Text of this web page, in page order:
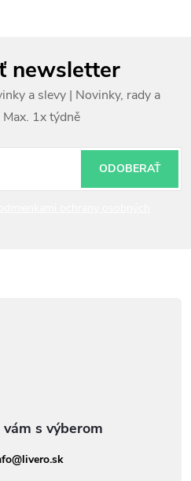
newsletter
ODOBERAŤ
@livero.sk